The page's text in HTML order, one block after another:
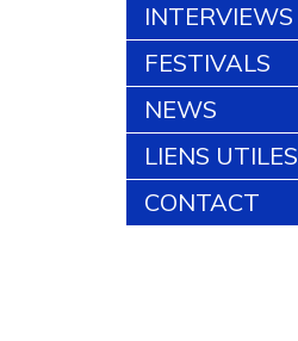
INTERVIEWS
FESTIVALS
NEWS
LIENS UTILES
CONTACT